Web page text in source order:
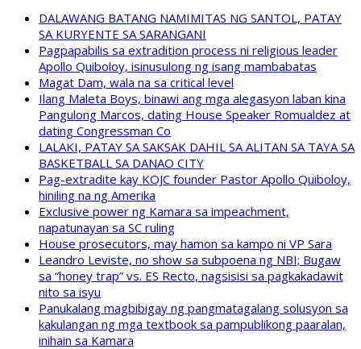
DALAWANG BATANG NAMIMITAS NG SANTOL, PATAY
SA KURYENTE SA SARANGANI
Pagpapabilis sa extradition process ni religious leader
Apollo Quiboloy, isinusulong ng isang mambabatas
Magat Dam, wala na sa critical level
Ilang Maleta Boys, binawi ang mga alegasyon laban kina
Pangulong Marcos, dating House Speaker Romualdez at
dating Congressman Co
LALAKI, PATAY SA SAKSAK DAHIL SA ALITAN SA TAYA SA
BASKETBALL SA DANAO CITY
Pag-extradite kay KOJC founder Pastor Apollo Quiboloy,
hiniling na ng Amerika
Exclusive power ng Kamara sa impeachment,
napatunayan sa SC ruling
House prosecutors, may hamon sa kampo ni VP Sara
Leandro Leviste, no show sa subpoena ng NBI; Bugaw
sa “honey trap” vs. ES Recto, nagsisisi sa pagkakadawit
nito sa isyu
Panukalang magbibigay ng pangmatagalang solusyon sa
kakulangan ng mga textbook sa pampublikong paaralan,
inihain sa Kamara